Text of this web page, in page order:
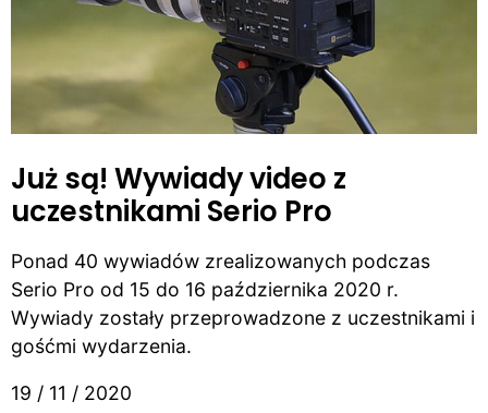
Już są! Wywiady video z
uczestnikami Serio Pro
Ponad 40 wywiadów zrealizowanych podczas
Serio Pro od 15 do 16 października 2020 r.
Wywiady zostały przeprowadzone z uczestnikami i
gośćmi wydarzenia.
19 / 11 / 2020